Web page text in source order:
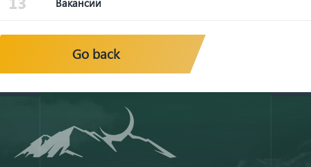
Вакансии
Go back